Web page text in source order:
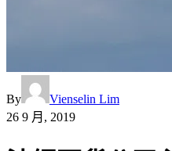
By
Vienselin Lim
26 9 月, 2019